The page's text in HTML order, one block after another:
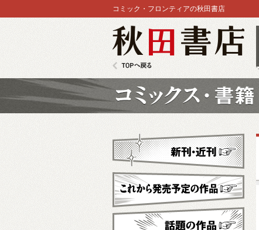
コミック・フロンティアの秋田書店
新刊・近刊
これから発売予定